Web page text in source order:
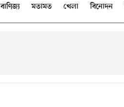
বাণিজ্য মতামত খেলা বিনোদন